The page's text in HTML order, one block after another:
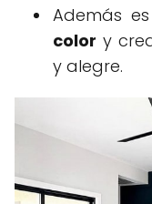
Además
color y
y alegre.